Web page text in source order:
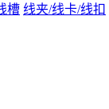
槽 线夹/线卡/线扣